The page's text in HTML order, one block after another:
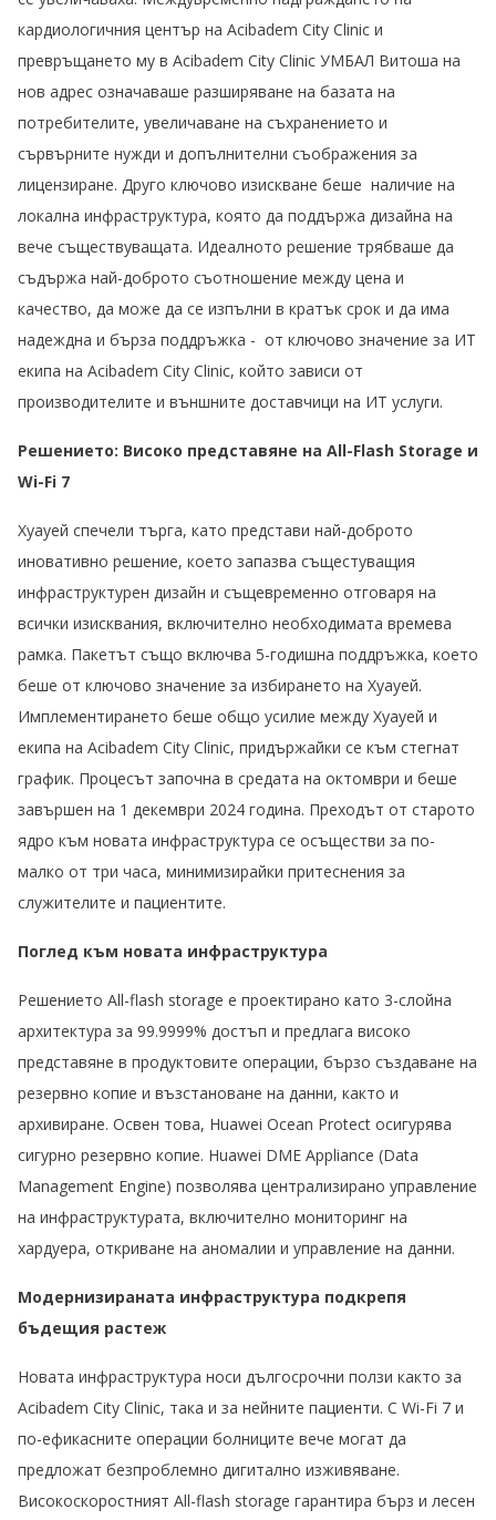
кардиологичния център на Acibadem City Clinic и
превръщането му в Acibadem City Clinic УМБАЛ Витоша на
нов адрес означаваше разширяване на базата на
потребителите, увеличаване на съхранението и
сървърните нужди и допълнителни съображения за
лицензиране. Друго ключово изискване беше наличие на
локална инфраструктура, която да поддържа дизайна на
вече съществуващата. Идеалното решение трябваше да
съдържа най-доброто съотношение между цена и
качество, да може да се изпълни в кратък срок и да има
надеждна и бърза поддръжка - от ключово значение за ИТ
екипа на Acibadem City Clinic, който зависи от
производителите и външните доставчици на ИТ услуги.
Решението: Високо представяне на All-Flash Storage и
Wi-Fi 7
Хуауей спечели търга, като представи най-доброто
иновативно решение, което запазва същестуващия
инфраструктурен дизайн и същевременно отговаря на
всички изисквания, включително необходимата времева
рамка. Пакетът също включва 5-годишна поддръжка, което
беше от ключово значение за избирането на Хуауей.
Имплементирането беше общо усилие между Хуауей и
екипа на Acibadem City Clinic, придържайки се към стегнат
график. Процесът започна в средата на октомври и беше
завършен на 1 декември 2024 година. Преходът от старото
ядро към новата инфраструктура се осъществи за по-
малко от три часа, минимизирайки притеснения за
служителите и пациентите.
Поглед към новата инфраструктура
Решението Аll-flash storage е проектирано като 3-слойна
архитектура за 99.9999% достъп и предлага високо
представяне в продуктовите операции, бързо създаване на
резервно копие и възстановане на данни, както и
архивиране. Освен това, Huawei Ocean Protect осигурява
сигурно резервно копие. Huawei DME Appliance (Data
Management Engine) позволява централизирано управление
на инфраструктурата, включително мониторинг на
хардуера, откриване на аномалии и управление на данни.
Модернизираната инфраструктура подкрепя
бъдещия растеж
Новата инфраструктура носи дългосрочни ползи както за
Acibadem City Clinic, така и за нейните пациенти. С Wi-Fi 7 и
по-ефикасните операции болниците вече могат да
предложат безпроблемно дигитално изживяване.
Високоскоростният Аll-flash storage гарантира бърз и лесен